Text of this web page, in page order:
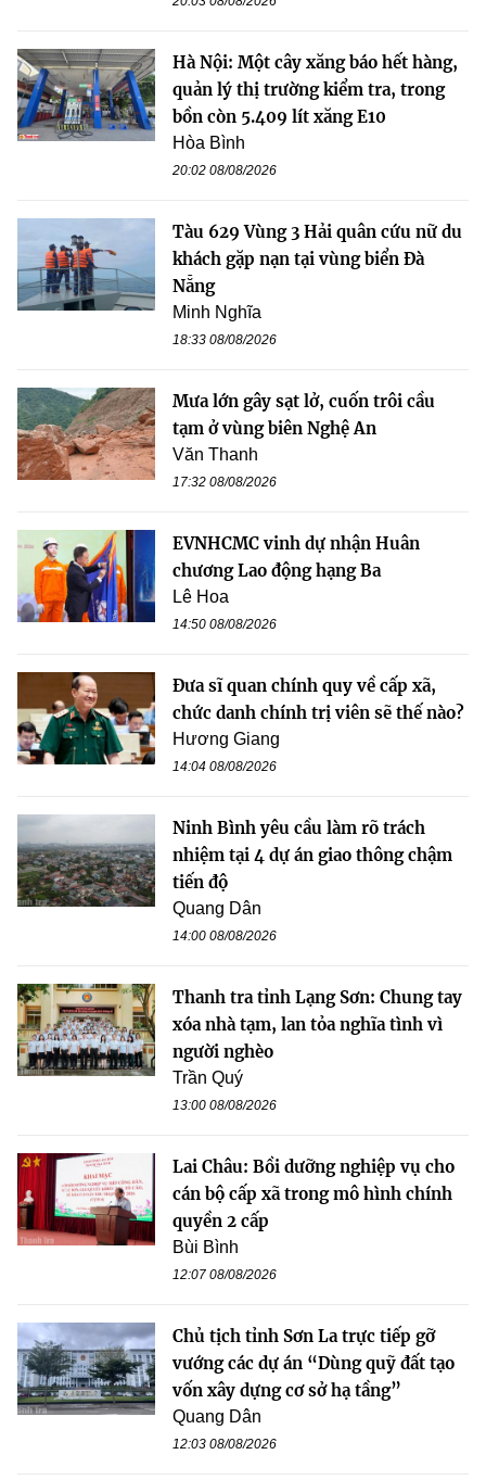
Hà Nội: Một cây xăng báo hết hàng,
quản lý thị trường kiểm tra, trong
bồn còn 5.409 lít xăng E10
Hòa Bình
20:02 08/08/2026
Tàu 629 Vùng 3 Hải quân cứu nữ du
khách gặp nạn tại vùng biển Đà
Nẵng
Minh Nghĩa
18:33 08/08/2026
Mưa lớn gây sạt lở, cuốn trôi cầu
tạm ở vùng biên Nghệ An
Văn Thanh
17:32 08/08/2026
EVNHCMC vinh dự nhận Huân
chương Lao động hạng Ba
Lê Hoa
14:50 08/08/2026
Đưa sĩ quan chính quy về cấp xã,
chức danh chính trị viên sẽ thế nào?
Hương Giang
14:04 08/08/2026
Ninh Bình yêu cầu làm rõ trách
nhiệm tại 4 dự án giao thông chậm
tiến độ
Quang Dân
14:00 08/08/2026
Thanh tra tỉnh Lạng Sơn: Chung tay
xóa nhà tạm, lan tỏa nghĩa tình vì
người nghèo
Trần Quý
13:00 08/08/2026
Lai Châu: Bồi dưỡng nghiệp vụ cho
cán bộ cấp xã trong mô hình chính
quyền 2 cấp
Bùi Bình
12:07 08/08/2026
Chủ tịch tỉnh Sơn La trực tiếp gỡ
vướng các dự án “Dùng quỹ đất tạo
vốn xây dựng cơ sở hạ tầng”
Quang Dân
12:03 08/08/2026